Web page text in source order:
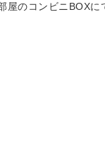
屋のコンビニBOXに